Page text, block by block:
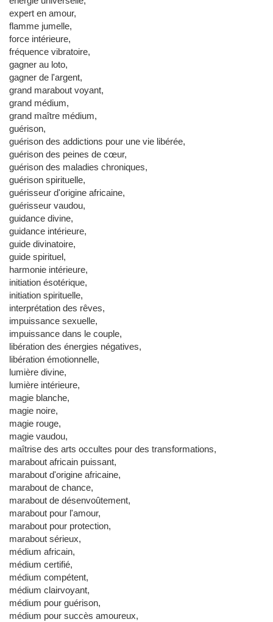
expert en amour,
flamme jumelle,
force intérieure,
fréquence vibratoire,
gagner au loto,
gagner de l'argent,
grand marabout voyant,
grand médium,
grand maître médium,
guérison,
guérison des addictions pour une vie libérée,
guérison des peines de cœur,
guérison des maladies chroniques,
guérison spirituelle,
guérisseur d'origine africaine,
guérisseur vaudou,
guidance divine,
guidance intérieure,
guide divinatoire,
guide spirituel,
harmonie intérieure,
initiation ésotérique,
initiation spirituelle,
interprétation des rêves,
impuissance sexuelle,
impuissance dans le couple,
libération des énergies négatives,
libération émotionnelle,
lumière divine,
lumière intérieure,
magie blanche,
magie noire,
magie rouge,
magie vaudou,
maîtrise des arts occultes pour des transformations,
marabout africain puissant,
marabout d'origine africaine,
marabout de chance,
marabout de désenvoûtement,
marabout pour l'amour,
marabout pour protection,
marabout sérieux,
médium africain,
médium certifié,
médium compétent,
médium clairvoyant,
médium pour guérison,
médium pour succès amoureux,